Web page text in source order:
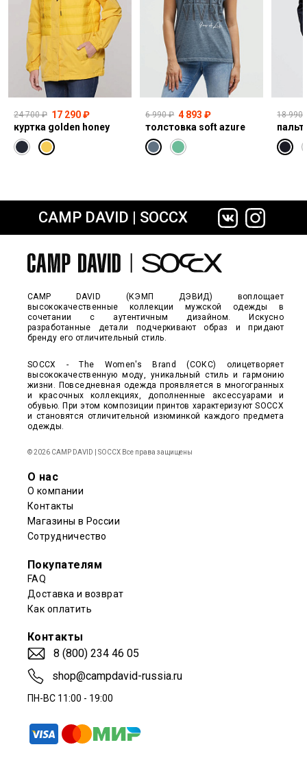
сайте СДЭК
24 700 ₽ 17 290 ₽
куртка golden honey
6 990 ₽ 4 893 ₽
толстовка soft azure
18 990
CAMP DAVID | SOCCX
CAMP DAVID (КЭМП ДЭВИД) воплощает
высококачественные коллекции мужской одежды в
сочетании с аутентичным дизайном. Искусно
разработанные детали подчеркивают образ и придают
бренду его отличительный стиль.
SOCCX - The Women's Brand (СОКС) олицетворяет
высококачественную моду, уникальный стиль и гармонию
жизни. Повседневная одежда проявляется в многогранных
и красочных коллекциях, дополненные аксессуарами и
обувью. При этом композиции принтов характеризуют SOCCX
и становятся отличительной изюминкой каждого предмета
одежды.
© 2026 CAMP DAVID | SOCCX Все права защищены
О нас
О компании
Контакты
Магазины в России
Сотрудничество
Покупателям
FAQ
Доставка и возврат
Как оплатить
Контакты
8 (800) 234 46 05
shop@campdavid-russia.ru
ПН-ВС 11:00 - 19:00